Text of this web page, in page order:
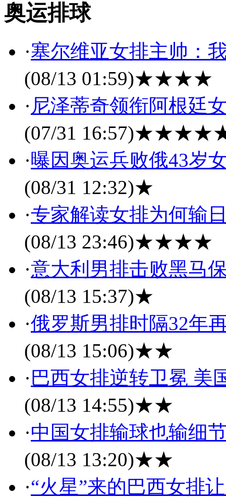
奥运排球
·塞尔维亚女排主帅：
(08/13 01:59)★★★★
· 尼泽蒂奇领衔阿根廷
(07/31 16:57)
·曝因奥运兵败俄43岁
(08/31 12:32)★
·专家解读女排为何输
(08/13 23:46)★★★★
·意大利男排击败黑马
(08/13 15:37)★
·俄罗斯男排时隔32年
(08/13 15:06)★★
·巴西女排逆转卫冕 美
(08/13 14:55)★★
·中国女排输球也输细
(08/13 13:20)★★
·“火星”来的巴西女排